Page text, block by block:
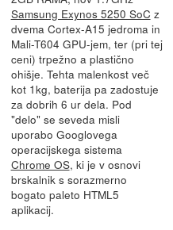
Samsung Exynos 5250 SoC z
dvema Cortex-A15 jedroma in
Mali-T604 GPU-jem, ter (pri tej
ceni) trpežno a plastično
ohišje. Tehta malenkost več
kot 1kg, baterija pa zadostuje
za dobrih 6 ur dela. Pod
"delo" se seveda misli
uporabo Googlovega
operacijskega sistema
Chrome OS, ki je v osnovi
brskalnik s sorazmerno
bogato paleto HTML5
aplikacij.